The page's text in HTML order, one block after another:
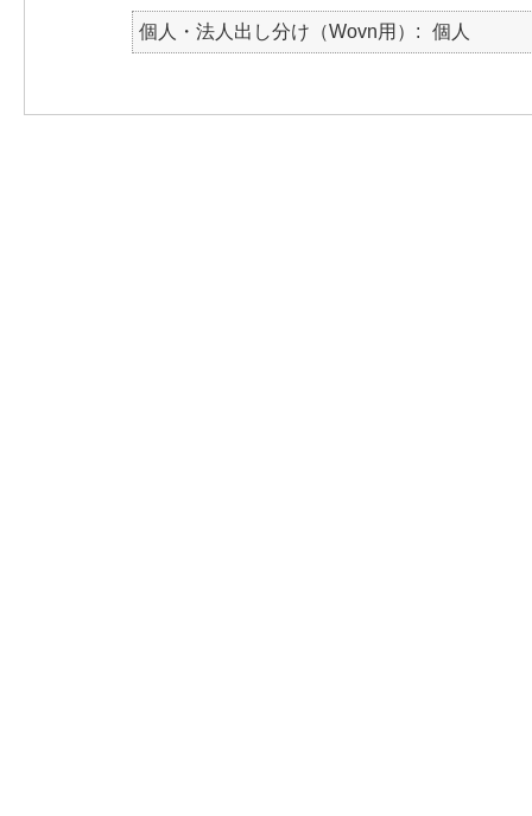
個人・法人出し分け（Wovn用） 個人